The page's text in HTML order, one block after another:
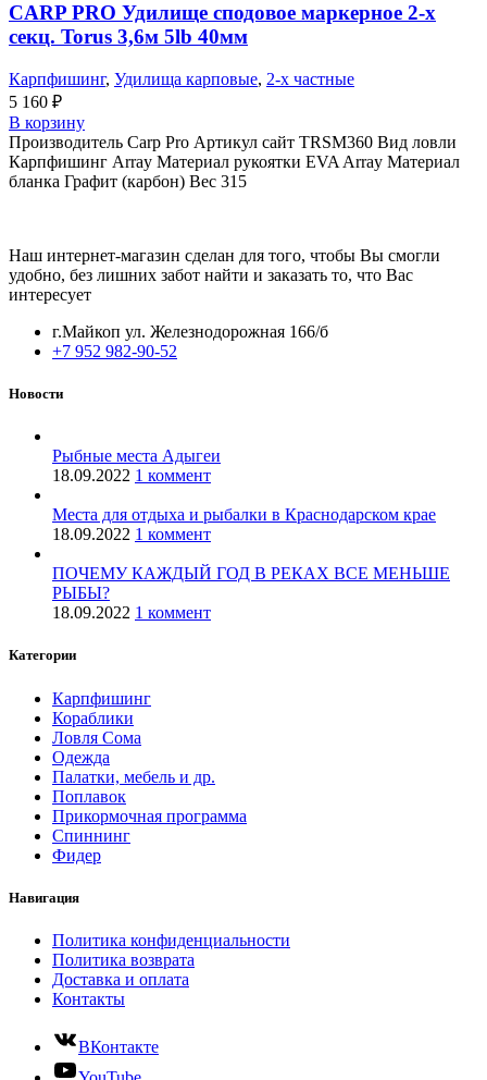
CARP PRO Удилище сподовое маркерное 2-х
секц. Torus 3,6м 5lb 40мм
Карпфишинг, Удилища карповые, 2-х частные
5 160 ₽
В корзину
Производитель Carp Pro Артикул сайт TRSM360 Вид ловли
Карпфишинг Array Материал рукоятки EVA Array Материал
бланка Графит (карбон) Вес 315
Наш интернет-магазин сделан для того, чтобы Вы смогли
удобно, без лишних забот найти и заказать то, что Вас
интересует
г.Майкоп ул. Железнодорожная 166/б
+7 952 982-90-52
Новости
Рыбные места Адыгеи
18.09.2022 1 коммент
Места для отдыха и рыбалки в Краснодарском крае
18.09.2022 1 коммент
ПОЧЕМУ КАЖДЫЙ ГОД В РЕКАХ ВСЕ МЕНЬШЕ
РЫБЫ?
18.09.2022 1 коммент
Категории
Карпфишинг
Кораблики
Ловля Сома
Одежда
Палатки, мебель и др.
Поплавок
Прикормочная программа
Спиннинг
Фидер
Навигация
Политика конфиденциальности
Политика возврата
Доставка и оплата
Контакты
ВКонтакте